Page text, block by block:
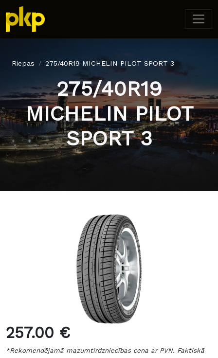
Riepas 275/40R19 MICHELIN PILOT SPORT 3
275/40R19
MICHELIN PILOT
SPORT 3
257.00 €
*Rekomendējamā mazumtirdzniecības cena ar PVN. Faktiskā